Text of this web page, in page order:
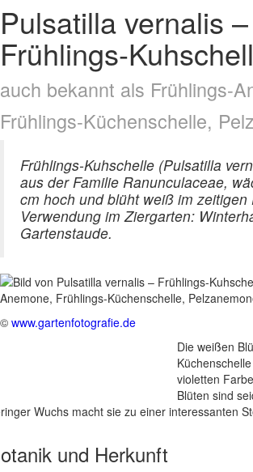
Pulsatilla vernalis –
Frühlings-
auch bekannt als Frühlings-
Frühlings-Küchenschelle,
Frühlings-Kuhschelle (Pulsatilla
aus der Familie Ranunculaceae,
cm hoch und blüht weiß im zeitigen
Verwendung im Ziergarten:
Gartenstaude.
© www.gartenfotografie.de
Die weißen
violetten
Blüten sind
Wuchs macht sie zu einer interessanten
und Herkunft